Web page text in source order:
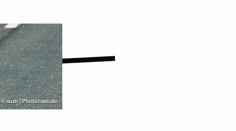
©suze | Photocase.de